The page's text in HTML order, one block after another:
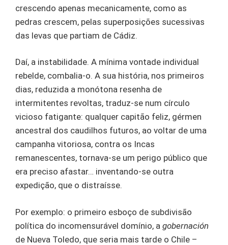
crescendo apenas mecanicamente, como as
pedras crescem, pelas superposições sucessivas
das levas que partiam de Cádiz.
Daí, a instabilidade. A mínima vontade individual
rebelde, combalia-o. A sua história, nos primeiros
dias, reduzida a monótona resenha de
intermitentes revoltas, traduz-se num círculo
vicioso fatigante: qualquer capitão feliz, gérmen
ancestral dos caudilhos futuros, ao voltar de uma
campanha vitoriosa, contra os Incas
remanescentes, tornava-se um perigo público que
era preciso afastar… inventando-se outra
expedição, que o distraísse.
Por exemplo: o primeiro esboço de subdivisão
política do incomensurável domínio, a gobernación
de Nueva Toledo, que seria mais tarde o Chile –